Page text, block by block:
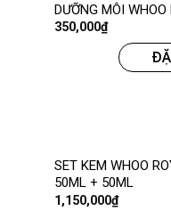
DƯỠNG MÔI
350,000₫
SET KEM WHOO
50ML + 50ML
1,150,000₫